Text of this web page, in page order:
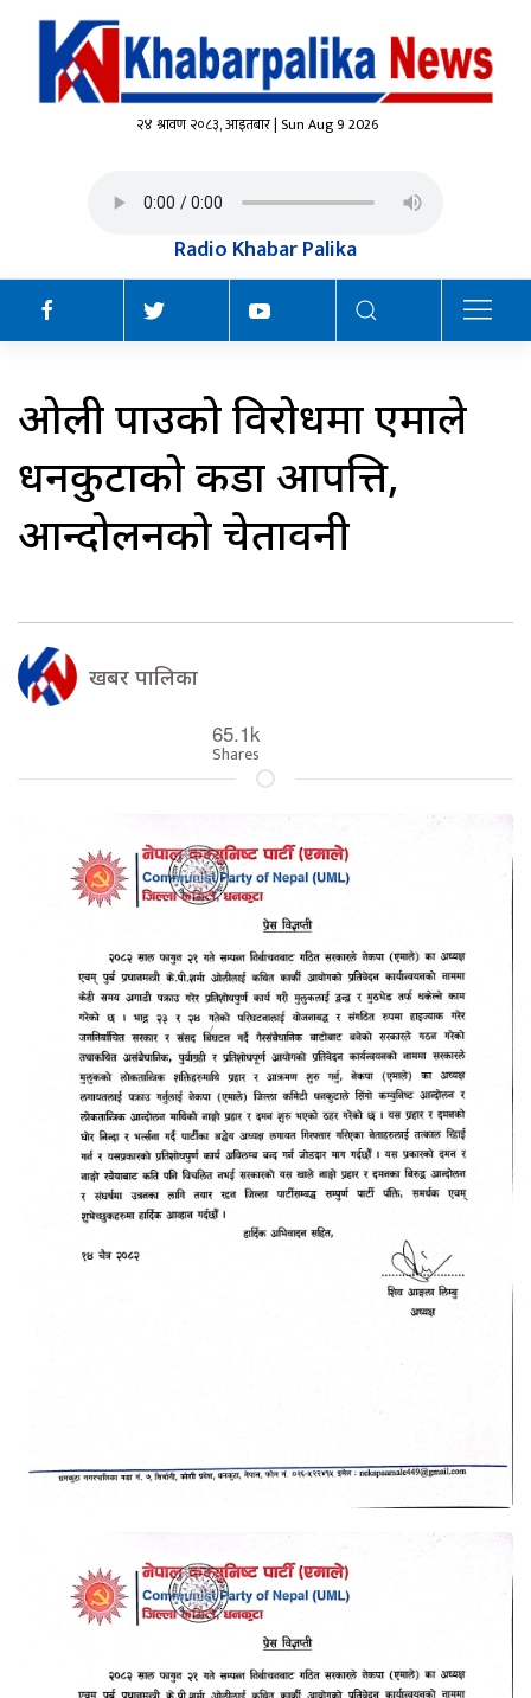
२४ श्रावण २०८३, आइतबार | Sun Aug 9 2026
Radio Khabar Palika
ओली पक्राउको विरोधमा एमाले
धनकुटाको कडा आपत्ति,
आन्दोलनको चेतावनी
खबर पालिका
65.1k
Shares